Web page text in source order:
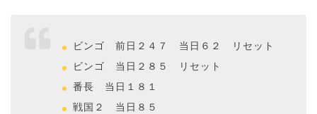
ビンゴ 前日２４７ 当日６２ リセット
ビンゴ 当日２８５ リセット
番長 当日１８１
戦国２ 当日８５